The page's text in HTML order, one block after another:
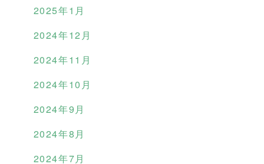
2025年1月
2024年12月
2024年11月
2024年10月
2024年9月
2024年8月
2024年7月